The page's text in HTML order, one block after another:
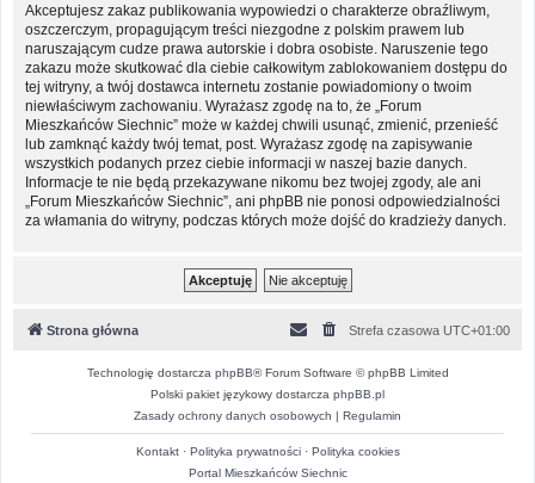
Akceptujesz zakaz publikowania wypowiedzi o charakterze obraźliwym,
oszczerczym, propagującym treści niezgodne z polskim prawem lub
naruszającym cudze prawa autorskie i dobra osobiste. Naruszenie tego
zakazu może skutkować dla ciebie całkowitym zablokowaniem dostępu do
tej witryny, a twój dostawca internetu zostanie powiadomiony o twoim
niewłaściwym zachowaniu. Wyrażasz zgodę na to, że „Forum
Mieszkańców Siechnic” może w każdej chwili usunąć, zmienić, przenieść
lub zamknąć każdy twój temat, post. Wyrażasz zgodę na zapisywanie
wszystkich podanych przez ciebie informacji w naszej bazie danych.
Informacje te nie będą przekazywane nikomu bez twojej zgody, ale ani
„Forum Mieszkańców Siechnic”, ani phpBB nie ponosi odpowiedzialności
za włamania do witryny, podczas których może dojść do kradzieży danych.
Strona główna Strefa czasowa UTC+01:00
Technologię dostarcza phpBB® Forum Software © phpBB Limited
Polski pakiet językowy dostarcza phpBB.pl
Zasady ochrony danych osobowych | Regulamin
Kontakt· Polityka prywatności· Polityka cookies
Portal Mieszkańców Siechnic